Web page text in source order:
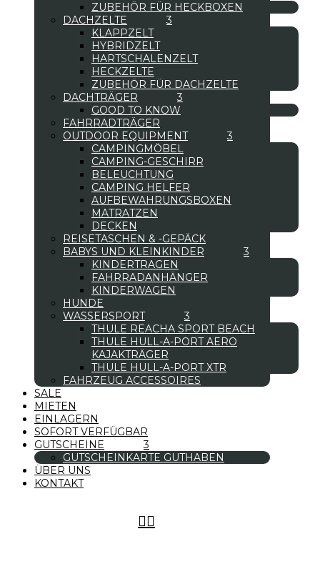
ZUBEHÖR FÜR HECKBOXEN
DACHZELTE
KLAPPZELT
HYBRIDZELT
HARTSCHALENZELT
HECKZELTE
ZUBEHÖR FÜR DACHZELTE
DACHTRÄGER
GOOD TO KNOW
FAHRRADTRÄGER
OUTDOOR EQUIPMENT
CAMPINGMÖBEL
CAMPING-GESCHIRR
BELEUCHTUNG
CAMPING HELFER
AUFBEWAHRUNGSBOXEN
MATRATZEN
DECKEN
REISETASCHEN & -GEPÄCK
BABYS UND KLEINKINDER
KINDERTRAGEN
FAHRRADANHÄNGER
KINDERWAGEN
HUNDE
WASSERSPORT
THULE REACHA SPORT BEACH
THULE HULL-A-PORT AERO
KAJAKTRÄGER
THULE HULL-A-PORT XTR
FAHRZEUG ACCESSOIRES
SALE
MIETEN
EINLAGERN
SOFORT VERFÜGBAR
GUTSCHEINE
GUTSCHEINKARTE GUTHABEN
ÜBER UNS
KONTAKT
